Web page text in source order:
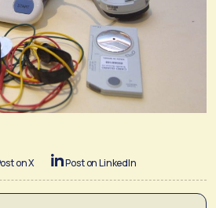
on X Post on LinkedIn